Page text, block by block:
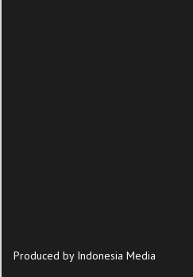
Produced by Indonesia Media